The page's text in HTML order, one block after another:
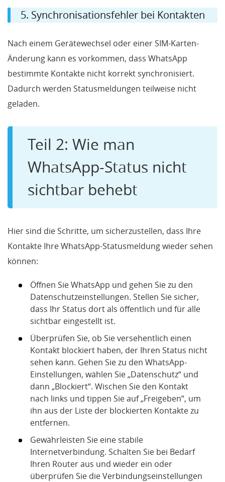
5. Synchronisationsfehler bei Kontakten
Nach einem Gerätewechsel oder einer SIM-Karten-
Änderung kann es vorkommen, dass WhatsApp
bestimmte Kontakte nicht korrekt synchronisiert.
Dadurch werden Statusmeldungen teilweise nicht
geladen.
Teil 2: Wie man
WhatsApp-Status nicht
sichtbar behebt
Hier sind die Schritte, um sicherzustellen, dass Ihre
Kontakte Ihre WhatsApp-Statusmeldung wieder sehen
können:
Öffnen Sie WhatsApp und gehen Sie zu den
Datenschutzeinstellungen. Stellen Sie sicher,
dass Ihr Status dort als öffentlich und für alle
sichtbar eingestellt ist.
Überprüfen Sie, ob Sie versehentlich einen
Kontakt blockiert haben, der Ihren Status nicht
sehen kann. Gehen Sie zu den WhatsApp-
Einstellungen, wählen Sie „Datenschutz“ und
dann „Blockiert“. Wischen Sie den Kontakt
nach links und tippen Sie auf „Freigeben“, um
ihn aus der Liste der blockierten Kontakte zu
entfernen.
Gewährleisten Sie eine stabile
Internetverbindung. Schalten Sie bei Bedarf
Ihren Router aus und wieder ein oder
überprüfen Sie die Verbindungseinstellungen